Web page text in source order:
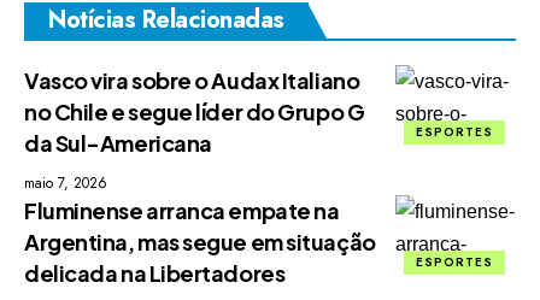
Notícias Relacionadas
ESPORTES
Vasco vira sobre o Audax Italiano
no Chile e segue líder do Grupo G
da Sul-Americana
maio 7, 2026
ESPORTES
Fluminense arranca empate na
Argentina, mas segue em situação
delicada na Libertadores